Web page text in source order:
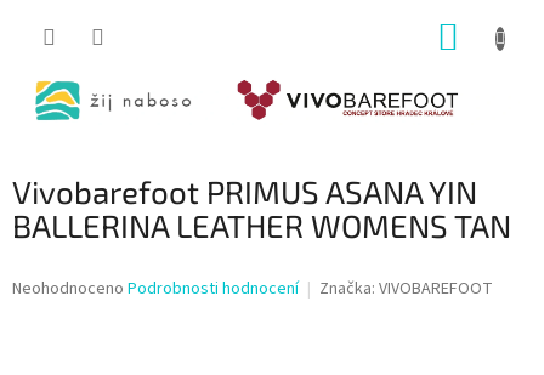
Vivobarefoot PRIMUS ASANA YIN
BALLERINA LEATHER WOMENS TAN
Průměrné
Neohodnoceno Podrobnosti hodnocení Značka: VIVOBAREFOOT